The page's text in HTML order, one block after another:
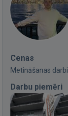
Cenas
Metināšanas darbi
Darbu piemēri